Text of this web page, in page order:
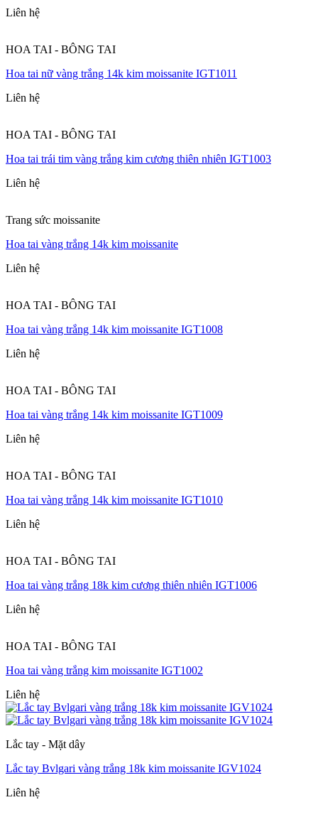
Liên hệ
HOA TAI - BÔNG TAI
Hoa tai nữ vàng trắng 14k kim moissanite IGT1011
Liên hệ
HOA TAI - BÔNG TAI
Hoa tai trái tim vàng trắng kim cương thiên nhiên IGT1003
Liên hệ
Trang sức moissanite
Hoa tai vàng trắng 14k kim moissanite
Liên hệ
HOA TAI - BÔNG TAI
Hoa tai vàng trắng 14k kim moissanite IGT1008
Liên hệ
HOA TAI - BÔNG TAI
Hoa tai vàng trắng 14k kim moissanite IGT1009
Liên hệ
HOA TAI - BÔNG TAI
Hoa tai vàng trắng 14k kim moissanite IGT1010
Liên hệ
HOA TAI - BÔNG TAI
Hoa tai vàng trắng 18k kim cương thiên nhiên IGT1006
Liên hệ
HOA TAI - BÔNG TAI
Hoa tai vàng trắng kim moissanite IGT1002
Liên hệ
Lắc tay - Mặt dây
Lắc tay Bvlgari vàng trắng 18k kim moissanite IGV1024
Liên hệ